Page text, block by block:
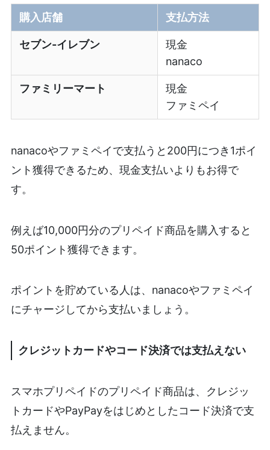
購入店舗 支払方法
セブン-イレブン
現金
nanaco
ファミリーマート
現金
ファミペイ
nanacoやファミペイで支払うと200円につき1ポイ
ント獲得できるため、現金支払いよりもお得で
す。
例えば10,000円分のプリペイド商品を購入すると
50ポイント獲得できます。
ポイントを貯めている人は、nanacoやファミペイ
にチャージしてから支払いましょう。
クレジットカードやコード決済では支払えない
スマホプリペイドのプリペイド商品は、クレジッ
トカードやPayPayをはじめとしたコード決済で支
払えません。